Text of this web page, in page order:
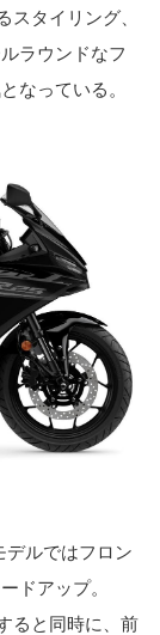
タイリング、
ラウンドなフ
なっている。
デルではフロン
ドアップ。
ると同時に、前